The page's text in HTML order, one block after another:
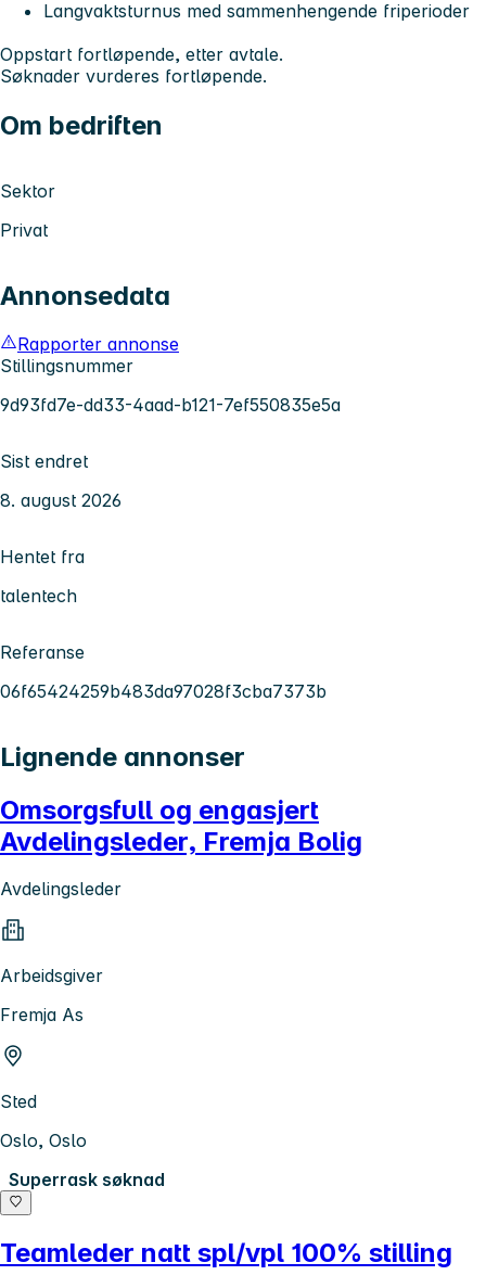
Langvaktsturnus med sammenhengende friperioder
Oppstart fortløpende, etter avtale.
Søknader vurderes fortløpende.
Om bedriften
Sektor
Privat
Annonsedata
Rapporter annonse
Stillingsnummer
9d93fd7e-dd33-4aad-b121-7ef550835e5a
Sist endret
8. august 2026
Hentet fra
talentech
Referanse
06f65424259b483da97028f3cba7373b
Lignende annonser
Omsorgsfull og engasjert
Avdelingsleder, Fremja Bolig
Avdelingsleder
Arbeidsgiver
Fremja As
Sted
Oslo, Oslo
Superrask søknad
Teamleder natt spl/vpl 100% stilling